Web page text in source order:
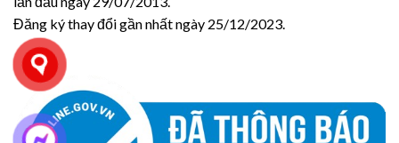
Đăng ký thay đổi gần nhất ngày 25/12/2023.